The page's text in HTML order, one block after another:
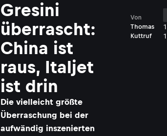
Gresini
überrascht:
China ist
raus, Italjet
ist drin
Die vielleicht größte
Überraschung bei der
aufwändig inszenierten
Thomas
Kuttruf
Von